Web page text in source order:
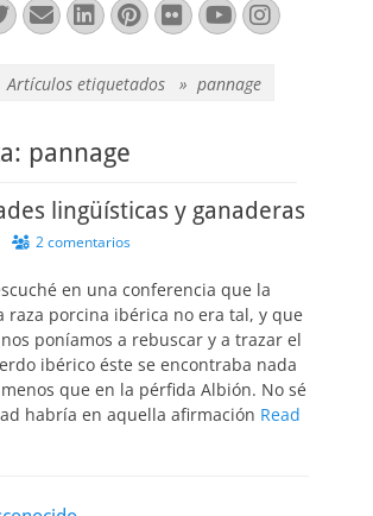
Correo
electrónico
LinkedIn
Pinterest
FlickrYouTube
Artículos etiquetados » pannage
pannage
lingüísticas y ganaderas
2 comentarios
en una conferencia que la
raza porcina ibérica no era tal, y que
poníamos a rebuscar y a trazar el
ibérico éste se encontraba nada
que en la pérfida Albión. No sé
habría en aquella afirmación Read